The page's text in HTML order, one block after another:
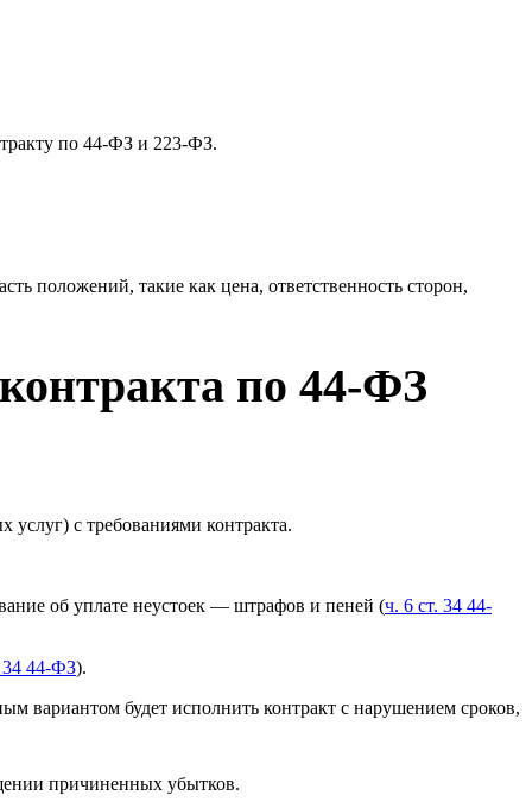
по 44-ФЗ и 223-ФЗ.
положений, такие как цена, ответственность сторон,
по 44-ФЗ
услуг) с требованиями контракта.
об уплате неустоек — штрафов и пеней (ч. 6 ст. 34 44-
34 44-ФЗ).
вариантом будет исполнить контракт с нарушением сроков,
причиненных убытков.